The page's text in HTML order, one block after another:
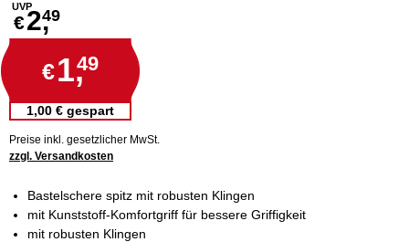
UVP
€2,49
€1,49
1,00 € gespart
Preise inkl. gesetzlicher MwSt.
zzgl. Versandkosten
Bastelschere spitz mit robusten Klingen
mit Kunststoff-Komfortgriff für bessere Griffigkeit
mit robusten Klingen